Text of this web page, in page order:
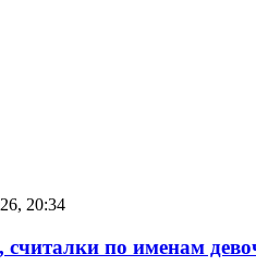
20:34
считалки по именам